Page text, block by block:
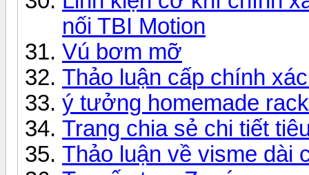
nối TBI Motion
Vú bơm mỡ
Thảo luận cấp chính
ý tưởng homemade
Trang chia sẻ chi tiết
Thảo luận về visme dài